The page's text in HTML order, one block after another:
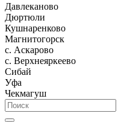
Давлеканово
Дюртюли
Кушнаренково
Магнитогорск
с. Аскарово
с. Верхнеяркеево
Сибай
Уфа
Чекмагуш